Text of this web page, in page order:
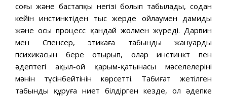
соңғы және бастапқы негізі болып табылады, содан
кейін инстинктіден тыс жерде ойлаумен дамиды
және осы процесс қандай жолмен жүреді. Дарвин
мен Спенсер, этикаға табынды жануардың
психикасын бере отырып, олар инстинкт пен
әдептегі ақыл-ой қарым-қатынасы мәселелерінің
мәнін түсінбейтінін көрсетті. Табиғат жетілген
табынды құруға ниет білдірген кезде, ол әдепке